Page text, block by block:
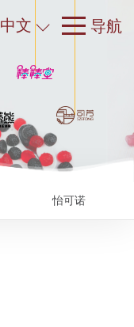
中文
怡可诺